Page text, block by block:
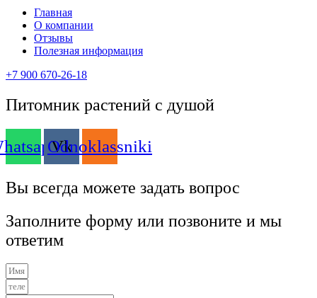
Главная
О компании
Отзывы
Полезная информация
+7 900 670-26-18
Питомник растений с душой
Vk
Odnoklassniki
Вы всегда можете задать вопрос
Заполните форму или позвоните и мы
ответим